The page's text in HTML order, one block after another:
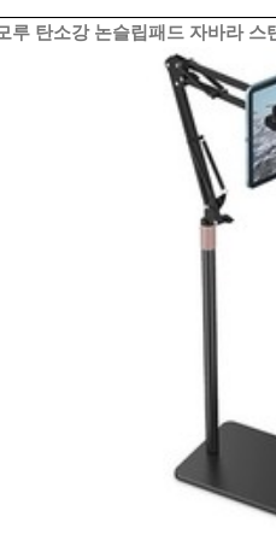
루 탄소강 논슬립패드 자바라